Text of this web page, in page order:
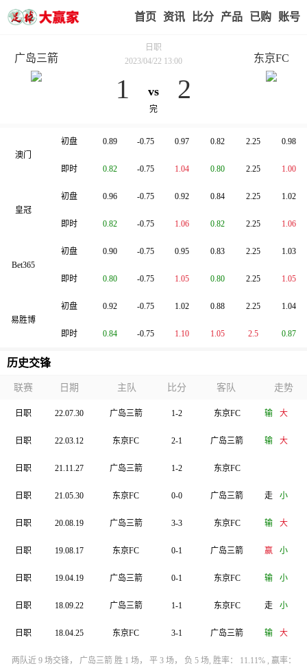
首页 赢家视点赛事比分实战版入口
我的
日职
2023/04/22 13:00
vs
完
1
广岛三箭
2
东京FC
亚洲指数
澳门
初盘
即时
0.89 -0.75 0.97
0.82 -0.75 1.04
0.82 2.25 0.98
0.80 2.25 1.00
皇冠
初盘
即时
0.96 -0.75 0.92
0.82 -0.75 1.06
0.84 2.25 1.02
0.82 2.25 1.06
Bet365
初盘
即时
0.90 -0.75 0.95
0.80 -0.75 1.05
0.83 2.25 1.03
0.80 2.25 1.05
易胜博
初盘
即时
0.92 -0.75 1.02
0.84 -0.75 1.10
0.88 2.25 1.04
1.05 2.5 0.87
历史交锋
联赛 日期 主队 比分 客队 走势
日职 22.07.30 广岛三箭 1-2 东京FC 输 大
日职 22.03.12 东京FC 2-1 广岛三箭 输 大
日职 21.11.27 广岛三箭 1-2 东京FC
日职 21.05.30 东京FC 0-0 广岛三箭 走 小
日职 20.08.19 广岛三箭 3-3 东京FC 输 大
日职 19.08.17 东京FC 0-1 广岛三箭 赢 小
日职 19.04.19 广岛三箭 0-1 东京FC 输 小
日职 18.09.22 广岛三箭 1-1 东京FC 走 小
日职 18.04.25 东京FC 3-1 广岛三箭 输 大
两队近 9 场交锋， 广岛三箭 胜 1 场， 平 3 场， 负 5 场, 胜率： 11.11% , 赢率：